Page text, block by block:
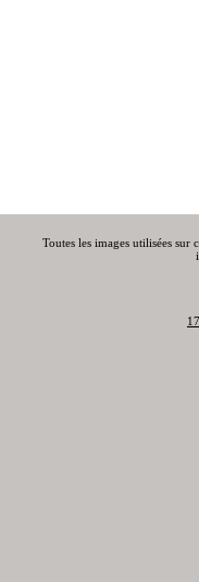
Toutes les images utilisées